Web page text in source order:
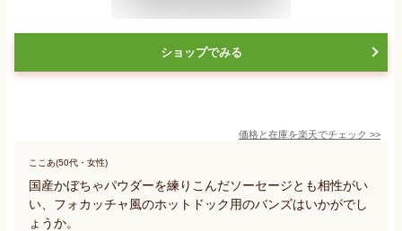
ショップでみる
価格と在庫を楽天でチェック >>
ここあ(50代・女性)
国産かぼちゃパウダーを練りこんだソーセージとも相性がい
い、フォカッチャ風のホットドック用のバンズはいかがでし
ょうか。